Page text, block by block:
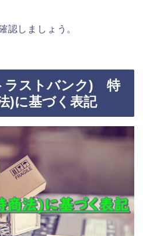
認しましょう。
ラストバンク) 特
)に基づく表記